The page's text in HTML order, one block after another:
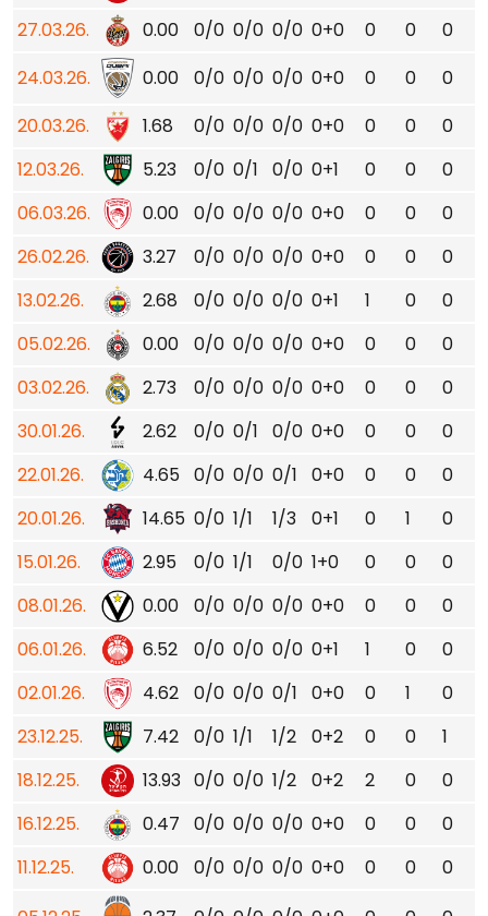
27.03.26.
0.00 0/0 0/0 0/0 0+0 0 0 0
24.03.26.
0.00 0/0 0/0 0/0 0+0 0 0 0
20.03.26.
1.68 0/0 0/0 0/0 0+0 0 0 0
12.03.26.
5.23 0/0 0/1 0/0 0+1 0 0 0
06.03.26.
0.00 0/0 0/0 0/0 0+0 0 0 0
26.02.26.
3.27 0/0 0/0 0/0 0+0 0 0 0
13.02.26.
2.68 0/0 0/0 0/0 0+1 1 0 0
05.02.26.
0.00 0/0 0/0 0/0 0+0 0 0 0
03.02.26.
2.73 0/0 0/0 0/0 0+0 0 0 0
30.01.26.
2.62 0/0 0/1 0/0 0+0 0 0 0
22.01.26.
4.65 0/0 0/0 0/1 0+0 0 0 0
20.01.26.
14.65 0/0 1/1 1/3 0+1 0 1 0
15.01.26.
2.95 0/0 1/1 0/0 1+0 0 0 0
08.01.26.
0.00 0/0 0/0 0/0 0+0 0 0 0
06.01.26.
6.52 0/0 0/0 0/0 0+1 1 0 0
02.01.26.
4.62 0/0 0/0 0/1 0+0 0 1 0
23.12.25.
7.42 0/0 1/1 1/2 0+2 0 0 1
18.12.25.
13.93 0/0 0/0 1/2 0+2 2 0 0
16.12.25.
0.47 0/0 0/0 0/0 0+0 0 0 0
11.12.25.
0.00 0/0 0/0 0/0 0+0 0 0 0